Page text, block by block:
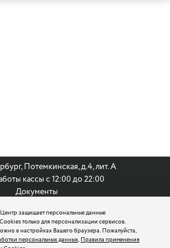
защищает персональные данные
только для персонализации сервисов.
в настройках Вашего браузера. Пожалуйста,
персональных данных,Правила применения
Потемкинская, д.4, лит. А
кассы с 12:00 до 22:00
Документы
По всем вопросам:
8 (812) 242 9999